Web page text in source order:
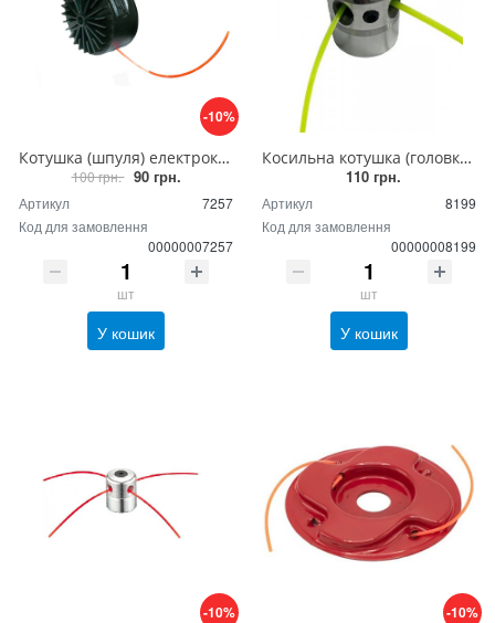
-10%
Котушка (шпуля) електрокоси d-8мм, триммер для електрокоси
100 грн. 90 грн.
Артикул
7257
Код для замовлення
00000007257
шт
У кошик
Косильна котушка (головка) для мотокоси алюмінієва, з боковим фікатором волосіні
110 грн.
Артикул
8199
Код для замовлення
00000008199
шт
У кошик
-10% -10%